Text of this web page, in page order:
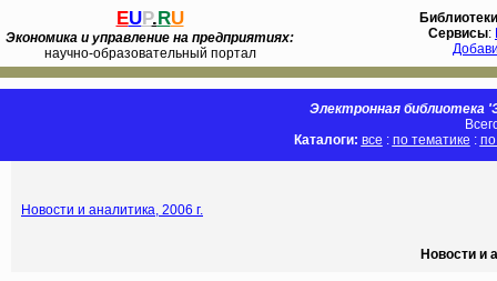
EUP.RU
Экономика и управление на предприятиях:
научно-образовательный портал
Библиотеки
Сервисы:
Электронная библиотека
Каталоги: все : по тематике :
Новости и аналитика, 2006 г.
Новости и